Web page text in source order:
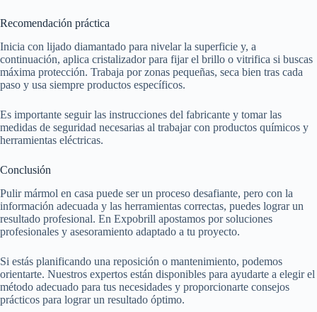
Recomendación práctica
Inicia con lijado diamantado para nivelar la superficie y, a
continuación, aplica cristalizador para fijar el brillo o vitrifica si buscas
máxima protección. Trabaja por zonas pequeñas, seca bien tras cada
paso y usa siempre productos específicos.
Es importante seguir las instrucciones del fabricante y tomar las
medidas de seguridad necesarias al trabajar con productos químicos y
herramientas eléctricas.
Conclusión
Pulir mármol en casa puede ser un proceso desafiante, pero con la
información adecuada y las herramientas correctas, puedes lograr un
resultado profesional. En Expobrill apostamos por soluciones
profesionales y asesoramiento adaptado a tu proyecto.
Si estás planificando una reposición o mantenimiento, podemos
orientarte. Nuestros expertos están disponibles para ayudarte a elegir el
método adecuado para tus necesidades y proporcionarte consejos
prácticos para lograr un resultado óptimo.